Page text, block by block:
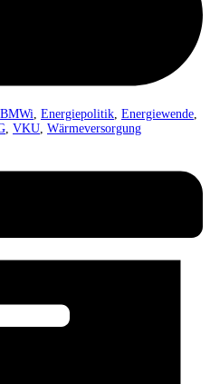
BMWi, Energiepolitik, Energiewende,
, VKU, Wärmeversorgung